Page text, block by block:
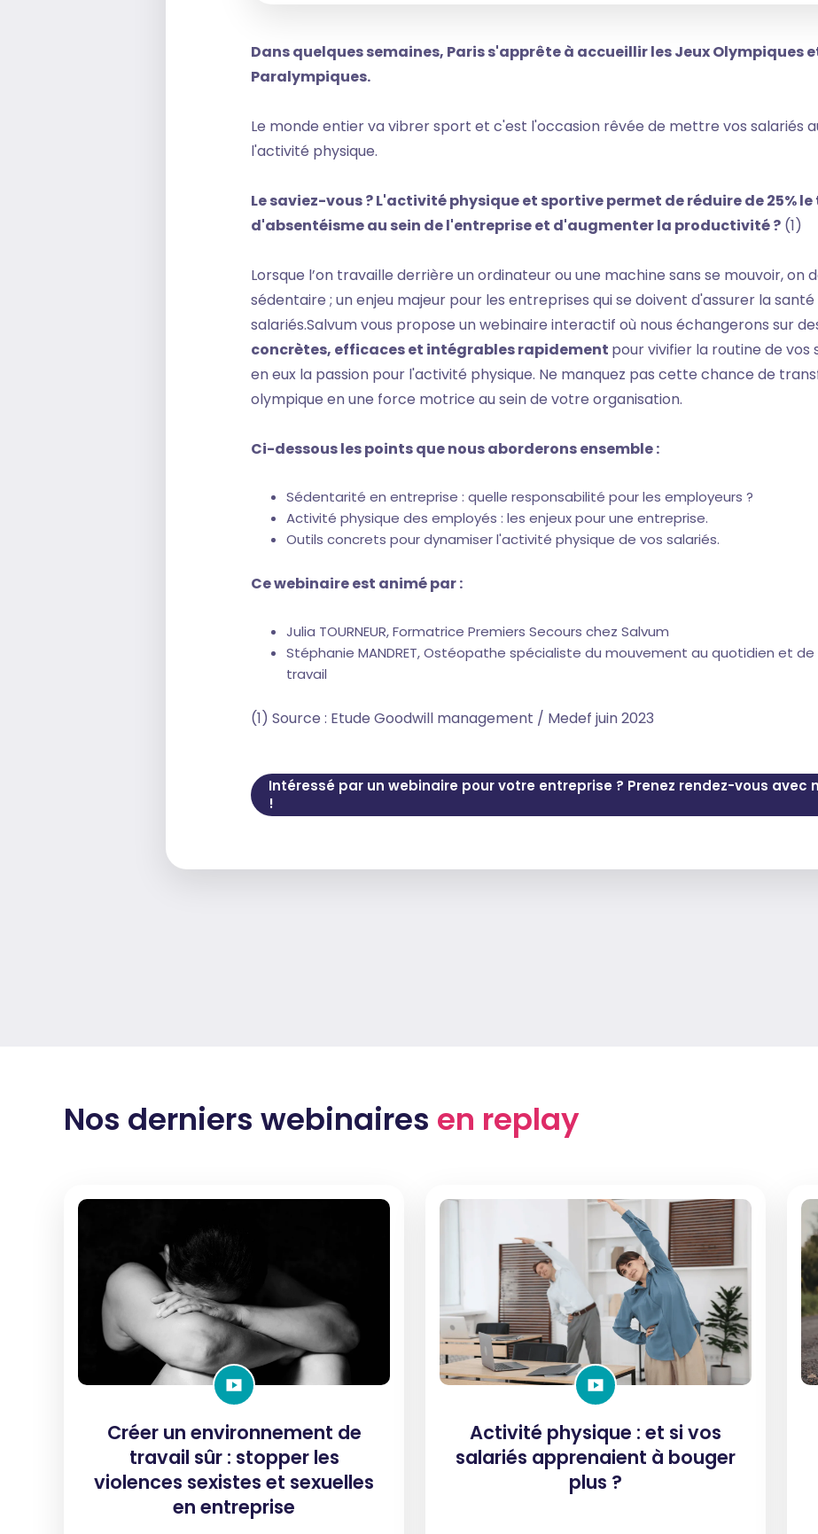
Dans quelques semaines, Paris s'apprête à accueillir les Jeux Olympiques
Paralympiques.
Le monde entier va vibrer sport et c'est l'occasion rêvée de mettre vos salariés
l'activité physique.
Le saviez-vous ? L'activité physique et sportive permet de réduire de 25%
d'absentéisme au sein de l'entreprise et d'augmenter la productivité ? (1)
Lorsque l’on travaille derrière un ordinateur ou une machine sans se mouvoir, on
sédentaire ; un enjeu majeur pour les entreprises qui se doivent d'assurer la santé
salariés.Salvum vous propose un webinaire interactif où nous échangerons sur
concrètes, efficaces et intégrables rapidement pour vivifier la routine de vos
en eux la passion pour l'activité physique. Ne manquez pas cette chance de
olympique en une force motrice au sein de votre organisation.
Ci-dessous les points que nous aborderons ensemble :
Sédentarité en entreprise : quelle responsabilité pour les employeurs ?
Activité physique des employés : les enjeux pour une entreprise.
Outils concrets pour dynamiser l'activité physique de vos salariés.
Ce webinaire est animé par :
Julia TOURNEUR, Formatrice Premiers Secours chez Salvum
Stéphanie MANDRET, Ostéopathe spécialiste du mouvement au quotidien et
travail
(1) Source : Etude Goodwill management / Medef juin 2023
Intéressé par un webinaire pour votre entreprise ? Prenez rendez-vous avec
!
Nos derniers webinaires en replay
Créer un environnement de
travail sûr : stopper les
violences sexistes et sexuelles
en entreprise
Activité physique : et si vos
salariés apprenaient à bouger
plus ?